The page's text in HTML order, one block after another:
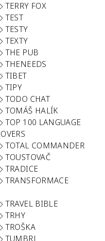
TERRY FOX
TEST
TESTY
TEXTY
THE PUB
THENEEDS
TIBET
TIPY
TODO CHAT
TOMÁŠ HALÍK
TOP 100 LANGUAGE
TOTAL COMMANDER
TOUSTOVAČ
TRADICE
TRANSFORMACE
TRAVEL BIBLE
TRHY
TROŠKA
TUMBRL